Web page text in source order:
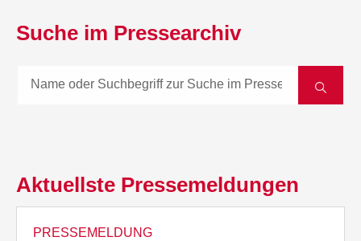
Suche im Pressearchiv
Aktuellste Pressemeldungen
PRESSEMELDUNG